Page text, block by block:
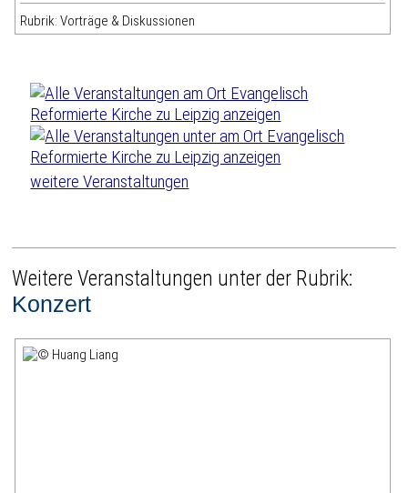
Rubrik: Vorträge & Diskussionen
weitere Veranstaltungen
Weitere Veranstaltungen unter der Rubrik:
Konzert